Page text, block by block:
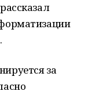
за